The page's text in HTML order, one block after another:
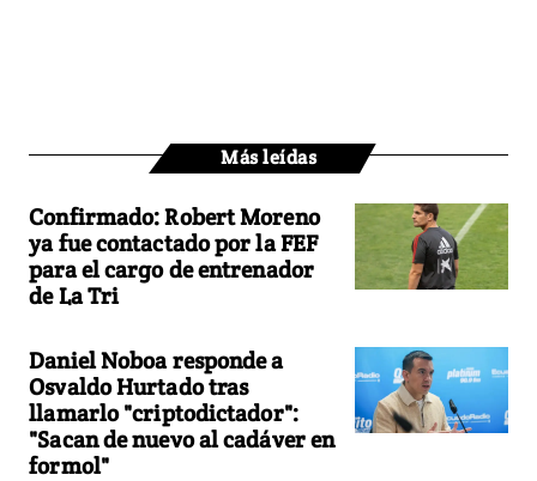
Más leídas
Confirmado: Robert Moreno
ya fue contactado por la FEF
para el cargo de entrenador
de La Tri
Daniel Noboa responde a
Osvaldo Hurtado tras
llamarlo "criptodictador":
"Sacan de nuevo al cadáver en
formol"